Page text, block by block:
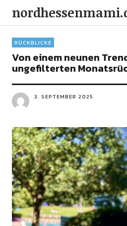
RÜCKBLICKE
Von einem neunen
ungefilterten
3. SEPTEMBER 2025